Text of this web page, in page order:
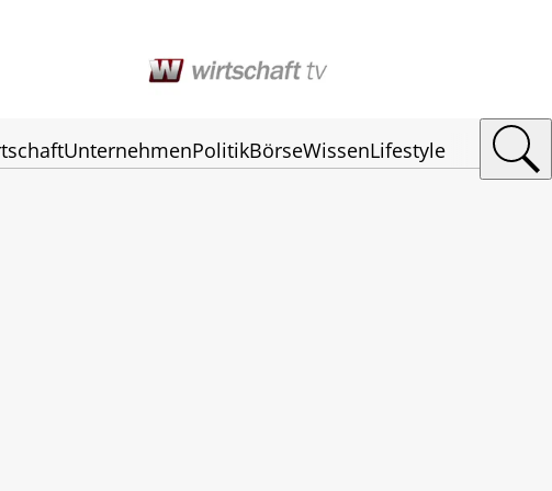
UnternehmenPolitikBörseWissenLifestyle